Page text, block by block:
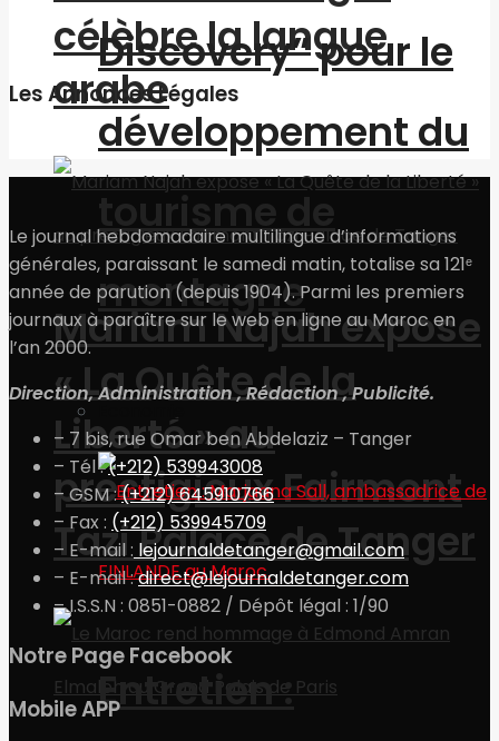
célèbre la langue
arabe
Mariam Najah expose
« La Quête de la
Liberté » au
prestigieux Fairmont
Tazi Palace de Tanger
Discovery” pour le
développement du
tourisme de
montagne
Economie
Entretien :
Les Annonces Légales
Le journal hebdomadaire multilingue d’informations
générales, paraissant le samedi matin, totalise sa 121ᵉ
année de parution (depuis 1904). Parmi les premiers
journaux à paraître sur le web en ligne au Maroc en
l’an 2000.
Direction, Administration , Rédaction , Publicité.
– 7 bis, rue Omar ben Abdelaziz – Tanger
– Tél :(+212) 539943008
– GSM :(+212) 645910766
– Fax : (+212) 539945709
– E-mail : lejournaldetanger@gmail.com
– E-mail :direct@lejournaldetanger.com
– I.S.S.N : 0851-0882 / Dépôt légal : 1/90
Notre Page Facebook
Mobile APP